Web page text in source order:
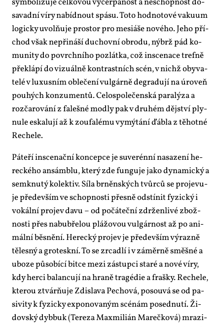
sa­vad­ní ví­ry na­bíd­nout spá­su. To­to hod­no­to­vé va­ku­um
lo­gic­ky uvol­ňu­je pro­stor pro me­si­á­še no­vé­ho. Je­ho pří­
chod však ne­při­ná­ší du­chov­ní ob­ro­du, ný­brž pád ko­
mu­ni­ty do po­vrch­ní­ho po­zlát­ka, což in­sce­na­ce tref­ně
pře­klá­pí do vi­zu­ál­ně kon­trast­ních scén, v nichž oby­va­
te­lé v lu­xus­ním ob­le­če­ní vul­gár­ně de­gra­du­jí na úro­veň
pou­hých kon­zu­men­tů. Ce­lo­spo­le­čen­ská pa­ra­lý­za a
roz­ča­ro­vá­ní z fa­leš­né mod­ly pak v dru­hém děj­ství ply­
nu­le es­ka­lu­jí až k zou­fa­lé­mu vy­mý­tá­ní ďáb­la z tě­hot­né
Re­che­le.
Pá­te­ří in­sce­nač­ní kon­cep­ce je su­ve­rén­ní na­sa­ze­ní he­
rec­ké­ho an­sám­blu, kte­rý zde fun­gu­je ja­ko dy­na­mic­ký a
semknu­tý ko­lek­tiv. Sí­la br­něn­ských tvůr­ců se pro­je­vu­
je pře­de­vším ve schop­nos­ti přes­ně od­stí­nit fy­zic­ký i
vo­kál­ní pro­jev da­vu – od po­čá­teč­ní zdr­žen­li­vé zbož­
nos­ti přes na­bubře­lou plá­žo­vou vul­gár­nost až po ani­
mál­ní běs­ně­ní. He­rec­ký pro­jev je pře­de­vším vý­raz­ně
tě­les­ný a gro­tesk­ní. To se zr­ca­dlí i v zá­měr­ně směš­né a
ubo­ze pů­so­bí­cí bit­ce me­zi zá­stup­ci sta­ré a no­vé ví­ry,
kdy her­ci ba­lan­cu­jí na hra­ně tragé­die a fraš­ky. Re­che­le,
kte­rou ztvár­ňu­je Zdi­sla­va Pe­cho­vá, po­sou­vá se od pa­
si­vi­ty k fy­zic­ky ex­po­no­va­ným scé­nám po­sed­nu­tí. Ži­
dov­ský dy­bbuk (Te­re­za Ma­x­mi­li­án Ma­reč­ko­vá) mra­zi­